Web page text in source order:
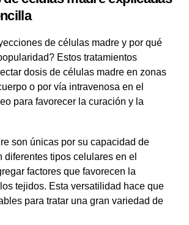
de células madre y por qué
Estos tratamientos
dosis de células madre en zonas
o por vía intravenosa en el
para favorecer la curación y la
son únicas por su capacidad de
diferentes tipos celulares en el
factores que favorecen la
tejidos. Esta versatilidad hace que
para tratar una gran variedad de